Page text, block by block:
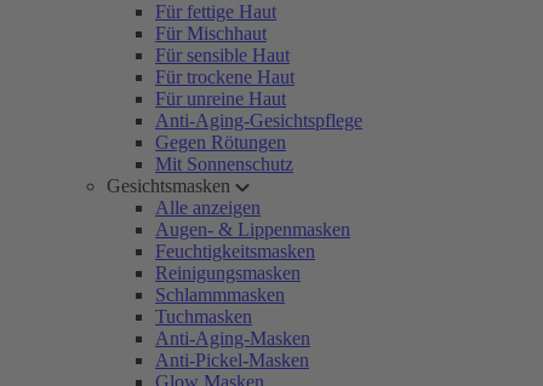
Für fettige Haut
Für Mischhaut
Für sensible Haut
Für trockene Haut
Für unreine Haut
Anti-Aging-Gesichtspflege
Gegen Rötungen
Mit Sonnenschutz
Gesichtsmasken
Alle anzeigen
Augen- & Lippenmasken
Feuchtigkeitsmasken
Reinigungsmasken
Schlammmasken
Tuchmasken
Anti-Aging-Masken
Anti-Pickel-Masken
Glow Masken